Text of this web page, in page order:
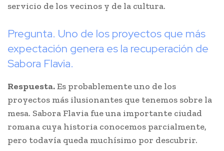
servicio de los vecinos y de la cultura.
Pregunta. Uno de los proyectos que más
expectación genera es la recuperación de
Sabora Flavia.
Respuesta.Es probablemente uno de los
proyectos más ilusionantes que tenemos sobre la
mesa. Sabora Flavia fue una importante ciudad
romana cuya historia conocemos parcialmente,
pero todavía queda muchísimo por descubrir.